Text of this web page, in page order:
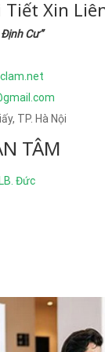
Xin
Cư”
TP. Hà Nội
TÂM
Đức